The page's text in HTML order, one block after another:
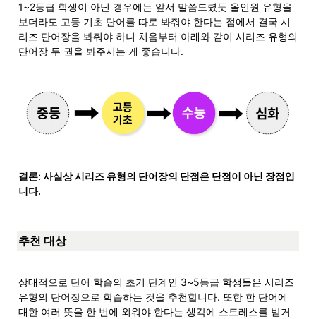
1~2등급 학생이 아닌 경우에는 앞서 말씀드렸듯 올인원 유형을
보더라도 고등 기초 단어를 따로 봐줘야 한다는 점에서 결국 시
리즈 단어장을 봐줘야 하니 처음부터 아래와 같이 시리즈 유형의
단어장 두 권을 봐주시는 게 좋습니다.
결론: 사실상 시리즈 유형의 단어장의 단점은 단점이 아닌 장점입
니다.
추천 대상
상대적으로 단어 학습의 초기 단계인 3~5등급 학생들은 시리즈
유형의 단어장으로 학습하는 것을 추천합니다. 또한 한 단어에
대한 여러 뜻을 한 번에 외워야 한다는 생각에 스트레스를 받거